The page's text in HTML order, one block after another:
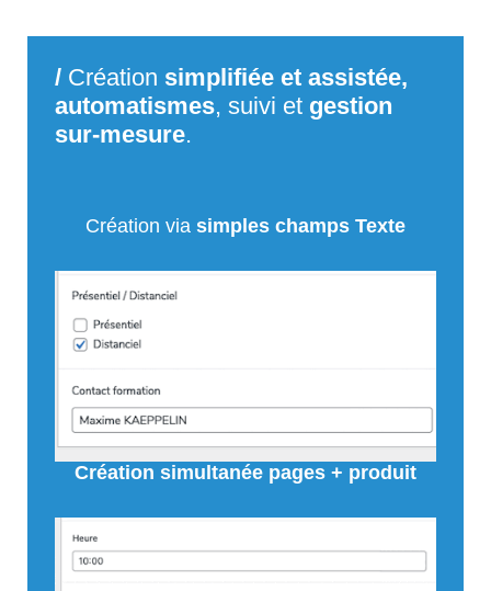
/ Création simplifiée et assistée,
automatismes, suivi et gestion
sur-mesure.
Création via simples champs Texte
Création simultanée pages + produit